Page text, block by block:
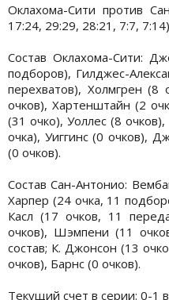
Оклахома-Сити против
17:24, 29:29, 28:21, 7:7, 7:14)
Состав Оклахома-Сити:
подборов), Гилджес-
перехватов), Холмгрен
очков), Хартенштайн (2
(31 очко), Уоллес (8
очка), Уиггинс (0 очков),
(0 очков).
Состав Сан-Антонио:
Харпер (24 очка, 11
Касл (17 очков, 11
очков), Шэмпени (11
состав; К. Джонсон (13
очков), Барнс (0 очков).
Текущий счет в серии: 0-1